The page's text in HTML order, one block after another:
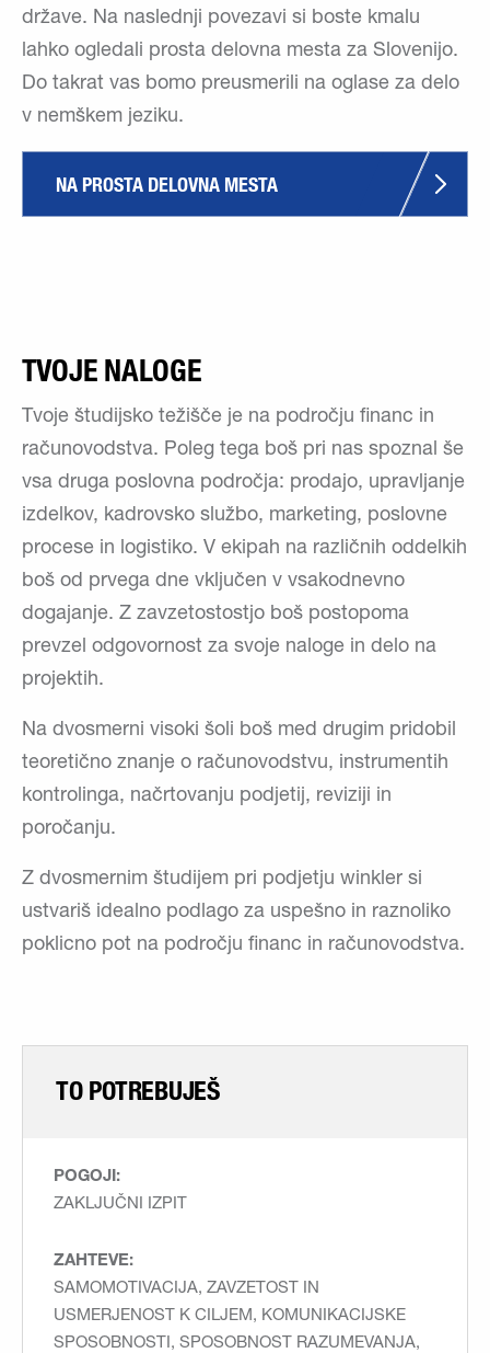
države. Na naslednji povezavi si boste kmalu
lahko ogledali prosta delovna mesta za Slovenijo.
Do takrat vas bomo preusmerili na oglase za delo
v nemškem jeziku.
NA PROSTA DELOVNA MESTA
TVOJE NALOGE
Tvoje študijsko težišče je na področju financ in
računovodstva. Poleg tega boš pri nas spoznal še
vsa druga poslovna področja: prodajo, upravljanje
izdelkov, kadrovsko službo, marketing, poslovne
procese in logistiko. V ekipah na različnih oddelkih
boš od prvega dne vključen v vsakodnevno
dogajanje. Z zavzetostostjo boš postopoma
prevzel odgovornost za svoje naloge in delo na
projektih.
Na dvosmerni visoki šoli boš med drugim pridobil
teoretično znanje o računovodstvu, instrumentih
kontrolinga, načrtovanju podjetij, reviziji in
poročanju.
Z dvosmernim študijem pri podjetju winkler si
ustvariš idealno podlago za uspešno in raznoliko
poklicno pot na področju financ in računovodstva.
TO POTREBUJEŠ
POGOJI:
ZAKLJUČNI IZPIT
ZAHTEVE:
SAMOMOTIVACIJA, ZAVZETOST IN
USMERJENOST K CILJEM, KOMUNIKACIJSKE
SPOSOBNOSTI, SPOSOBNOST RAZUMEVANJA,